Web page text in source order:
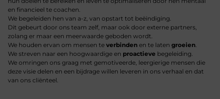
en financieel te coachen.
We begeleiden hen van a-z, van opstart tot beëindiging.
Dit gebeurt door ons team zelf, maar ook door externe partners,
zolang er maar een meerwaarde geboden wordt.
We houden ervan om mensen te verbinden en te laten groeien.
We streven naar een hoogwaardige en proactieve begeleiding.
We omringen ons graag met gemotiveerde, leergierige mensen die
deze visie delen en een bijdrage willen leveren in ons verhaal en dat
van ons cliënteel.